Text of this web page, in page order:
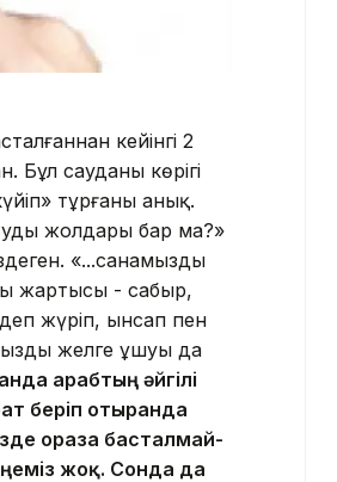
кейінгі 2
Бұл сауданың көрігі
тұрғаны анық.
жолдары бар ма?»
«...санамыздың
жартысы - сабыр,
жүрiп, ынсап пен
желге ұшуы да
арабтың әйгiлi
берiп отырғанда
ораза басталмай-
жоқ. Сонда да